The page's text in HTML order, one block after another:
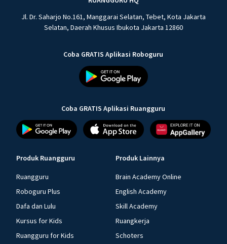
Jl. Dr. Saharjo No.161, Manggarai Selatan, Tebet, Kota Jakarta
Selatan, Daerah Khusus Ibukota Jakarta 12860
Coba GRATIS Aplikasi Roboguru
Coba GRATIS Aplikasi Ruangguru
Produk Ruangguru
Ruangguru
Roboguru Plus
Dafa dan Lulu
Kursus for Kids
Ruangguru for Kids
Produk Lainnya
Brain Academy Online
English Academy
Skill Academy
Ruangkerja
Schoters